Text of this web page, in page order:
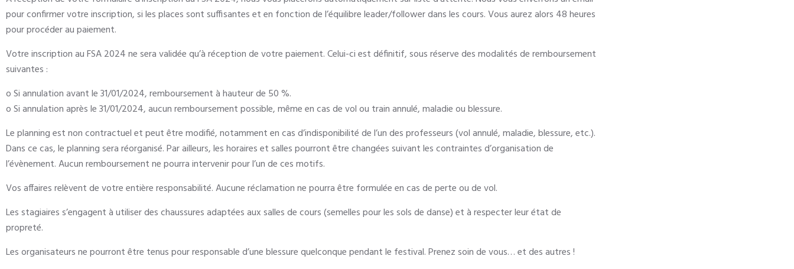
pour confirmer votre inscription, si les places sont suffisantes et en fonction de l’équilibre leader/follower dans les cours. Vous aurez alors 48 heures
pour procéder au paiement.
Votre inscription au FSA 2024 ne sera validée qu’à réception de votre paiement. Celui-ci est définitif, sous réserve des modalités de remboursement
suivantes :
o Si annulation avant le 31/01/2024, remboursement à hauteur de 50 %.
o Si annulation après le 31/01/2024, aucun remboursement possible, même en cas de vol ou train annulé, maladie ou blessure.
Le planning est non contractuel et peut être modifié, notamment en cas d’indisponibilité de l’un des professeurs (vol annulé, maladie, blessure, etc.).
Dans ce cas, le planning sera réorganisé. Par ailleurs, les horaires et salles pourront être changées suivant les contraintes d’organisation de
l’évènement. Aucun remboursement ne pourra intervenir pour l’un de ces motifs.
Vos affaires relèvent de votre entière responsabilité. Aucune réclamation ne pourra être formulée en cas de perte ou de vol.
Les stagiaires s’engagent à utiliser des chaussures adaptées aux salles de cours (semelles pour les sols de danse) et à respecter leur état de
propreté.
Les organisateurs ne pourront être tenus pour responsable d’une blessure quelconque pendant le festival. Prenez soin de vous… et des autres !